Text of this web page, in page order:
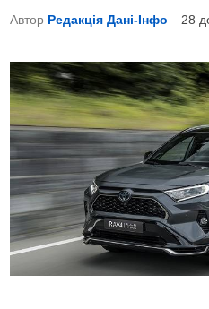
о
а
н
о
в
Автор Редакція Дані-Інфо 28